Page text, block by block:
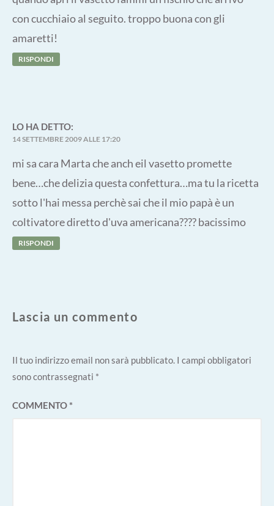
con cucchiaio al seguito. troppo buona con gli
amaretti!
RISPONDI
LO HA DETTO:
14 SETTEMBRE 2009 ALLE 17:20
mi sa cara Marta che anch eil vasetto promette
bene…che delizia questa confettura…ma tu la ricetta
sotto l'hai messa perchè sai che il mio papà è un
coltivatore diretto d'uva americana???? bacissimo
RISPONDI
Lascia un commento
Il tuo indirizzo email non sarà pubblicato. I campi obbligatori
sono contrassegnati *
COMMENTO*